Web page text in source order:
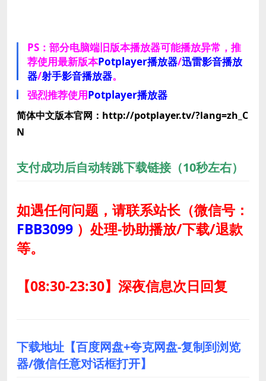
PS：部分电脑端旧版本播放器可能播放异常，推
荐使用最新版本Potplayer播放器/迅雷影音播放
器/射手影音播放器。
强烈推荐使用Potplayer播放器
简体中文版本官网：http://potplayer.tv/?lang=zh_C
N
支付成功后自动转跳下载链接（10秒左右）
如遇任何问题，请联系站长（微信号：
FBB3099 ） 处理-协助播放/下载/退款
等。
【08:30-23:30】深夜信息次日回复
下载地址【百度网盘+夸克网盘-复制到浏览
器/微信任意对话框打开】